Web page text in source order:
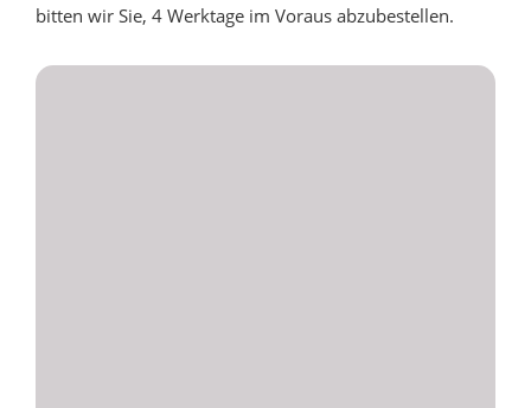
bitten wir Sie, 4 Werktage im Voraus abzubestellen.